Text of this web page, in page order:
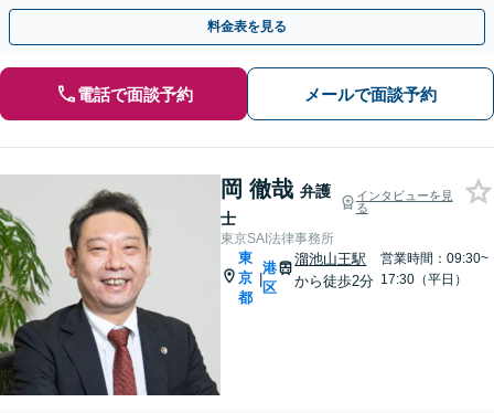
き、円滑な事業承継を実現するお手伝いをいたします」
料金表を見る
電話で面談予約 メールで面談予約
岡 徹哉 弁護
士
インタビューを見
る
東京SAI法律事務所
東
京
都
|
港
区
溜池山王駅
から徒歩2分
営業時間：09:30~
17:30（平日）